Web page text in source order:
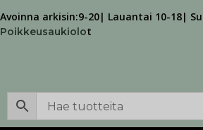
Avoinna arkisin:9-20| Lauantai 10-18|
Poikkeusaukiolot